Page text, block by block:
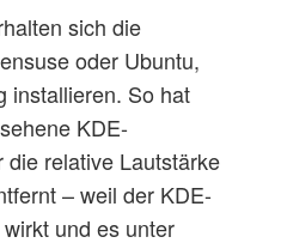
sich die
oder Ubuntu,
installieren. So hat
KDE-
relative Lautstärke
– weil der KDE-
und es unter